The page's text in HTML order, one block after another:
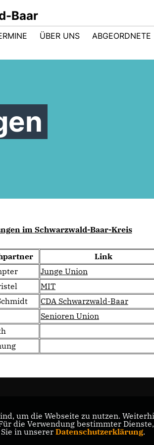
Baar
ÜBER UNS ABGEORDNETE
im Schwarzwald-Baar-Kreis
Link
Junge Union
MIT
CDA Schwarzwald-Baar
Senioren Union
um die Webseite zu nutzen.
die Verwendung bestimmter
in unserer Datenschutzerklärung.